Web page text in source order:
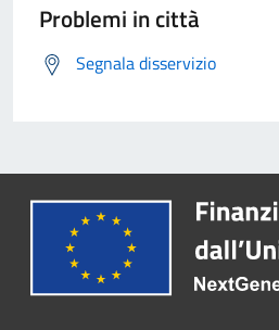
Problemi in città
Segnala disservizio